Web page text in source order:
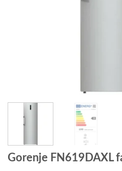
Gorenje FN619DAXL